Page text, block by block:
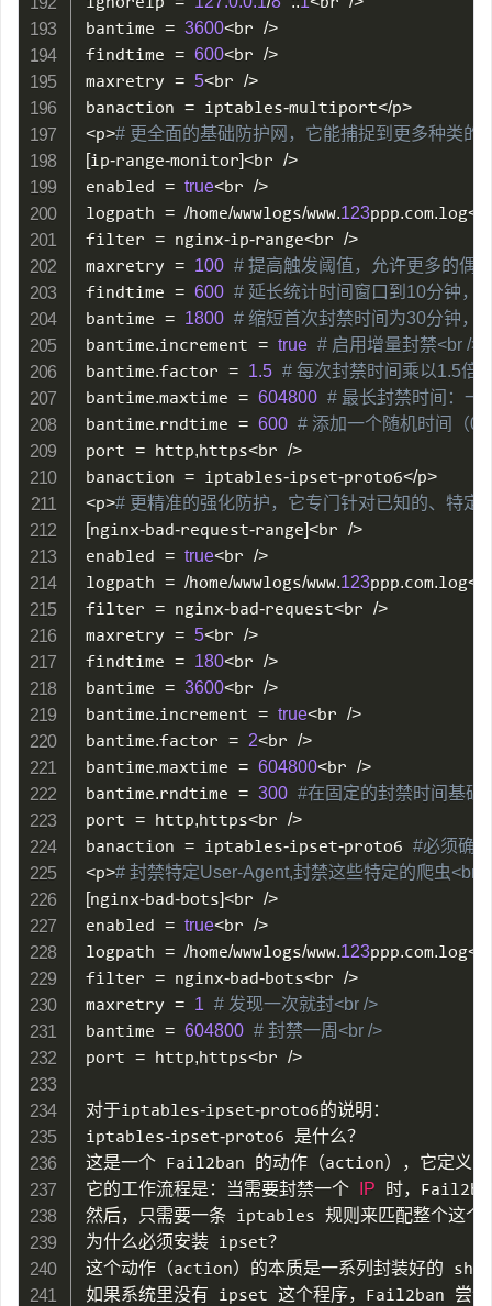
bantime = 3600<br />
findtime = 600<br />
maxretry = 5<br />
banaction = iptables-multiport</p>
<p># 更全面的基础防护网，它能捕捉到更多种类的
[ip-range-monitor]<br />
enabled = true<br />
logpath = /home/wwwlogs/www.123ppp.com.log<
filter = nginx-ip-range<br />
maxretry = 100 # 提高触发阈值，允许更多的偶
findtime = 600 # 延长统计时间窗口到10分钟，
bantime = 1800 # 缩短首次封禁时间为30分钟，
bantime.increment = true # 启用增量封禁<br />
bantime.factor = 1.5 # 每次封禁时间乘以1.5倍
bantime.maxtime = 604800 # 最长封禁时间：一
bantime.rndtime = 600 # 添加一个随机时间（
port = http,https<br />
banaction = iptables-ipset-proto6</p>
<p># 更精准的强化防护，它专门针对已知的、特定
[nginx-bad-request-range]<br />
enabled = true<br />
logpath = /home/wwwlogs/www.123ppp.com.log<
filter = nginx-bad-request<br />
maxretry = 5<br />
findtime = 180<br />
bantime = 3600<br />
bantime.increment = true<br />
bantime.factor = 2<br />
bantime.maxtime = 604800<br />
bantime.rndtime = 300 #在固定的封禁时间基础
port = http,https<br />
banaction = iptables-ipset-proto6 #必须确
<p># 封禁特定User-Agent,封禁这些特定的爬虫<br /
[nginx-bad-bots]<br />
enabled = true<br />
logpath = /home/wwwlogs/www.123ppp.com.log<
filter = nginx-bad-bots<br />
maxretry = 1 # 发现一次就封<br />
bantime = 604800 # 封禁一周<br />
port = http,https<br />
对于iptables-ipset-proto6的说明：
iptables-ipset-proto6 是什么？
这是一个 Fail2ban 的动作（action），它定义了
它的工作流程是：当需要封禁一个
IP 时，
然后，只需要一条 iptables 规则来匹配整个这个
为什么必须安装 ipset？
这个动作（action）的本质是一系列封装好的
如果系统里没有 ipset 这个程序，Fail2ban 尝试